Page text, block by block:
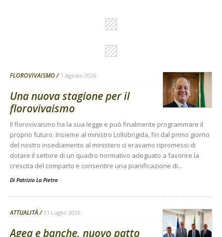
FLOROVIVAISMO 1 Agosto 2026
Una nuova stagione per il
florovivaismo
Il florovivaismo ha la sua legge e può finalmente programmare il
proprio futuro. Insieme al ministro Lollobrigida, fin dal primo giorno
del nostro insediamento al ministero ci eravamo ripromessi di
dotare il settore di un quadro normativo adeguato a favorire la
crescita del comparto e consentire una pianificazione di...
Di Patrizio La Pietra -
ATTUALITÀ 31 Luglio 2026
Agea e banche, nuovo patto